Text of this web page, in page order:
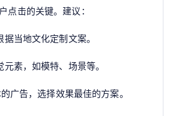
点击的关键。建议：
当地文化定制文案。
素，如模特、场景等。
广告，选择效果最佳的方案。